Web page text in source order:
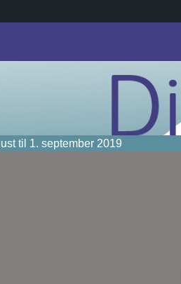
til 1. september 2019